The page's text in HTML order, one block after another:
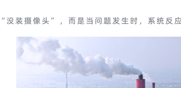
装摄像头”，而是当问题发生时，系统反